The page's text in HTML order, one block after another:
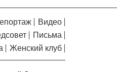
область
росту
Видео
Письма
Женский клуб